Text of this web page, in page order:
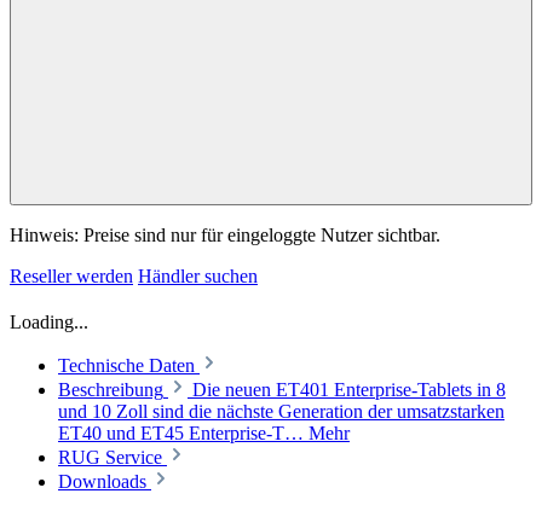
Kurze Daten
Ausführliche Daten
Datenblatt kurze Version (DE) herunterladen
Tablet FertigSysteme
Hersteller
Zebra Technologies
Prozessor
Qualcomm Dragonwing™ Q-6690-Prozessor (bis zu 2,0
GHz)
Prozessor
Hersteller